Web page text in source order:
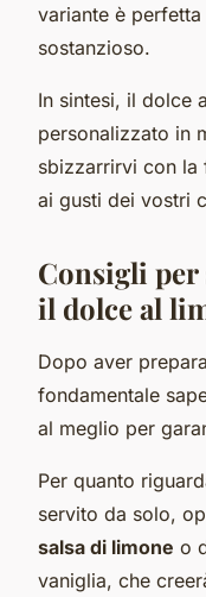
variante è
sostanzioso.
In sintesi, il dolce
personalizzato in
sbizzarrirvi con la
ai gusti dei vostri
Consigli per
il dolce al
Dopo aver
fondamentale
al meglio per
Per quanto
servito da solo,
salsa di limone o
vaniglia, che